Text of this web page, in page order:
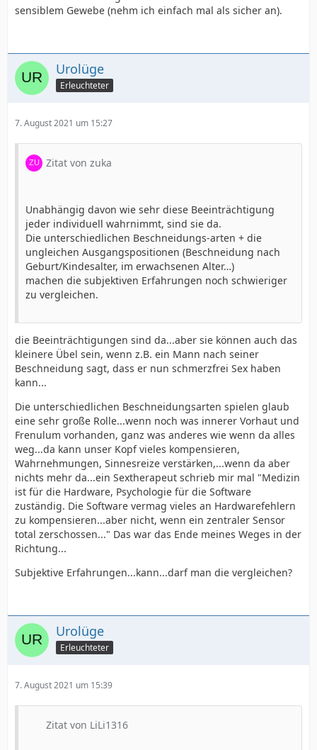
sensiblem Gewebe (nehm ich einfach mal als sicher an).
Urolüge
Erleuchteter
7. August 2021 um 15:27
Zitat von zuka
Unabhängig davon wie sehr diese Beeinträchtigung
jeder individuell wahrnimmt, sind sie da.
Die unterschiedlichen Beschneidungs-arten + die
ungleichen Ausgangspositionen (Beschneidung nach
Geburt/Kindesalter, im erwachsenen Alter…)
machen die subjektiven Erfahrungen noch schwieriger
zu vergleichen.
die Beeinträchtigungen sind da...aber sie können auch das
kleinere Übel sein, wenn z.B. ein Mann nach seiner
Beschneidung sagt, dass er nun schmerzfrei Sex haben
kann...
Die unterschiedlichen Beschneidungsarten spielen glaub
eine sehr große Rolle...wenn noch was innerer Vorhaut und
Frenulum vorhanden, ganz was anderes wie wenn da alles
weg...da kann unser Kopf vieles kompensieren,
Wahrnehmungen, Sinnesreize verstärken,...wenn da aber
nichts mehr da...ein Sextherapeut schrieb mir mal "Medizin
ist für die Hardware, Psychologie für die Software
zuständig. Die Software vermag vieles an Hardwarefehlern
zu kompensieren...aber nicht, wenn ein zentraler Sensor
total zerschossen..." Das war das Ende meines Weges in der
Richtung...
Subjektive Erfahrungen...kann...darf man die vergleichen?
Urolüge
Erleuchteter
7. August 2021 um 15:39
Zitat von LiLi1316